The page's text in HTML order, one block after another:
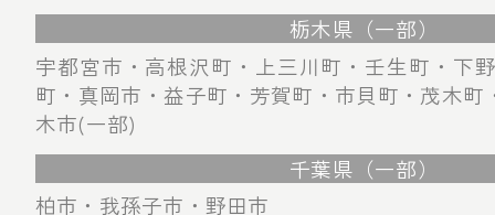
栃木県（一部）
宇都宮市・高根沢町・上三川町・壬生町・下
町・真岡市・益子町・芳賀町・市貝町・茂木
木市(一部)
千葉県（一部）
柏市・我孫子市・野田市